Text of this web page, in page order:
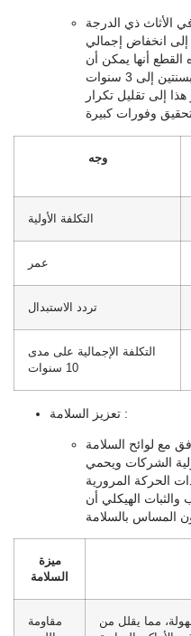
الأثاث ذي الدرجة
إلى انخفاض إجمالي
القطع أنها يمكن أن
تدوم ما بين 10 إلى 15 عامًا، مقارنة بسنتين إلى 3 سنوات
إلى تقليل تكرار
وجه
التكلفة الأولية
عمر
تردد الاستبدال
التكلفة الإجمالية على مدى
10 سنوات
:
مع لوائح السلامة
الشركات ويحمي
الحركة المرورية
الهيكلي أن
ميزة
السلامة
مقاومة
مما يقلل من